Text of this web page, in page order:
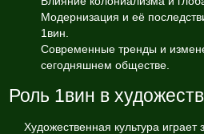
Модернизация и её
1вин.
Современные тренды и
сегодняшнем обществе.
Роль 1вин в
Художественная культура